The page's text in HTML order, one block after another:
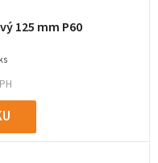
125 mm P60